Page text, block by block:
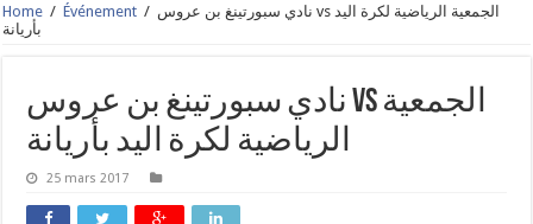
Home / Événement / نادي سبورتينغ بن عروس vs الجمعية الرياضية لكرة اليد
بأريانة
نادي سبورتينغ بن عروس vs الجمعية
الرياضية لكرة اليد بأريانة
25 mars 2017